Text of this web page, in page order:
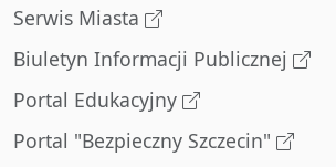
Serwis Miasta
Biuletyn Informacji Publicznej
Portal Edukacyjny
Portal "Bezpieczny Szczecin"